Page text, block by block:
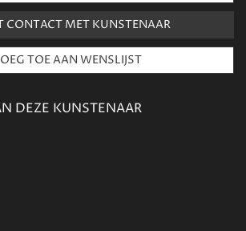
CONTACT MET KUNSTENAAR
DEZE KUNSTENAAR